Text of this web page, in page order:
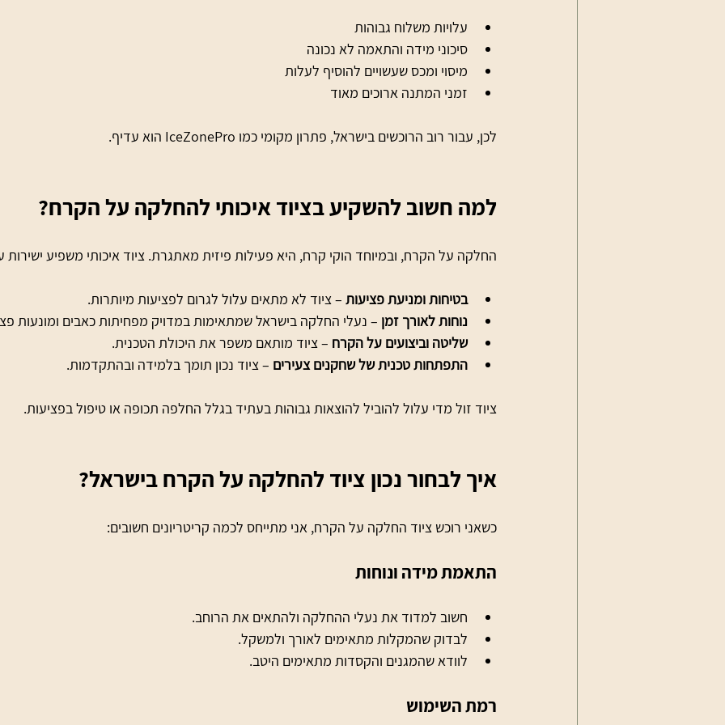
עלויות משלוח גבוהות
סיכוני מידה והתאמה לא נכונה
מיסוי ומכס שעשויים להוסיף לעלות
זמני המתנה ארוכים מאוד
לכן, עבור רוב הרוכשים בישראל, פתרון מקומי כמו IceZonePro הוא עדיף.
למה חשוב להשקיע בציוד איכותי להחלקה על הקרח?
החלקה על הקרח, ובמיוחד הוקי קרח, היא פעילות פיזית מאתגרת. ציוד איכותי משפיע ישירות
בטיחות ומניעת פציעות – ציוד לא מתאים עלול לגרום לפציעות מיותרות.
נוחות לאורך זמן – נעלי החלקה בישראל שמתאימות במדויק מפחיתות כאבים ומונעות
שליטה וביצועים על הקרח – ציוד מותאם משפר את היכולת הטכנית.
התפתחות טכנית של שחקנים צעירים – ציוד נכון תומך בלמידה ובהתקדמות.
ציוד זול מדי עלול להוביל להוצאות גבוהות בעתיד בגלל החלפה תכופה או טיפול בפציעות.
איך לבחור נכון ציוד להחלקה על הקרח בישראל?
כשאני רוכש ציוד החלקה על הקרח, אני מתייחס לכמה קריטריונים חשובים:
התאמת מידה ונוחות
חשוב למדוד את נעלי ההחלקה ולהתאים את הרוחב.
לבדוק שהמקלות מתאימים לאורך ולמשקל.
לוודא שהמגנים והקסדות מתאימים היטב.
רמת השימוש